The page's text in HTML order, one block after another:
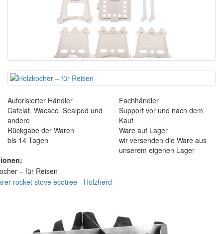
Autorisierter Händler
Cafelat, Wacaco, Sealpod und
andere
Fachhändler
Support vor und nach dem
Kauf
Rückgabe der Waren
bis 14 Tagen
Ware auf Lager
wir versenden die Ware aus
unserem eigenen Lager